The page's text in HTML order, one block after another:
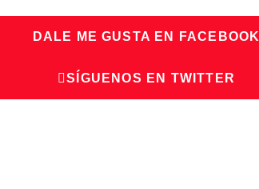
DALE ME GUSTA EN FACEBOOK
SÍGUENOS EN TWITTER